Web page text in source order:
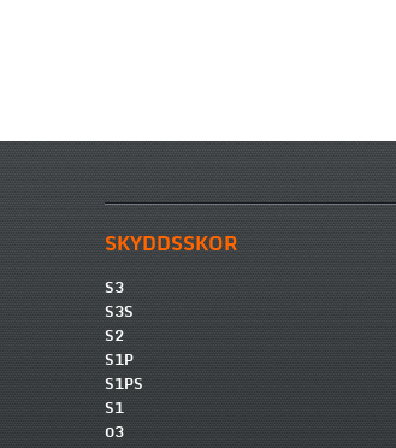
SKYDDSSKOR
S3
S3S
S2
S1P
S1PS
S1
03